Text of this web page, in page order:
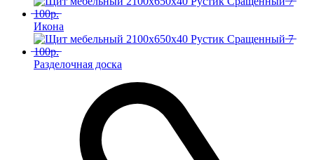
Икона
Разделочная доска